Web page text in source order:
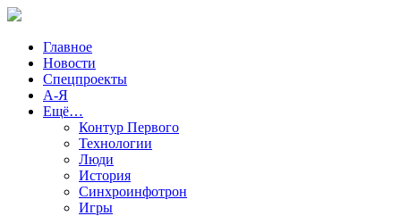
Главное
Новости
Спецпроекты
А-Я
Ещё…
Контур Первого
Технологии
Люди
История
Синхроинфотрон
Игры